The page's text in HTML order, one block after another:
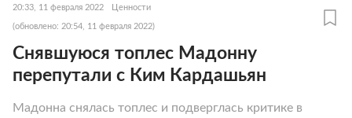
20:33, 11 февраля 2022 Ценности
(обновлено: 20:54, 11 февраля 2022)
Снявшуюся топлес Мадонну
перепутали с Ким Кардашьян
Мадонна снялась топлес и подверглась критике в